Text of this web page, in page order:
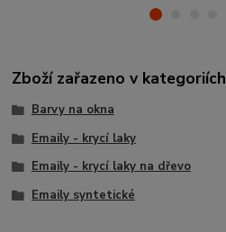
Zboží zařazeno v kategoriích
Barvy na okna
Emaily - krycí laky
Emaily - krycí laky na dřevo
Emaily syntetické